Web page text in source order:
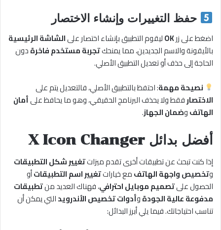
حفظ التغييرات وإنشاء الاختصار
اضغط على زرOKليقوم التطبيق بإنشاء اختصار علىالشاشة الرئيسية
بالأيقونة والاسم الجديدين، مما يمنحكتجربة مستخدم فاخرةدون
الحاجة إلى حذف أو تعديل التطبيق الأصلي.
نصيحة مهمة: احتفظ بالتطبيق الأصلي، فالتعديل يتم على
الاختصارفقط ولا يحذف البرنامج الحقيقي، وهو ما يحافظ علىأمان
الهاتفوضمان الجهاز.
أفضل بدائل X Icon Changer
إذا كنت تبحث عن تطبيقات أخرى تقدم ميزاتتغيير شكل التطبيقات
وتخصيص واجهة الهاتفمع خياراتتغيير اسم التطبيقاتأو
الحصول علىتصميم موبايل احترافي، فهناك العديد منتطبيقات
مدفوعة عالية الجودةوأدوات تخصيص الأندرويدالتي يمكن أن
تناسب احتياجاتك. فيما يلي أبرز البدائل: